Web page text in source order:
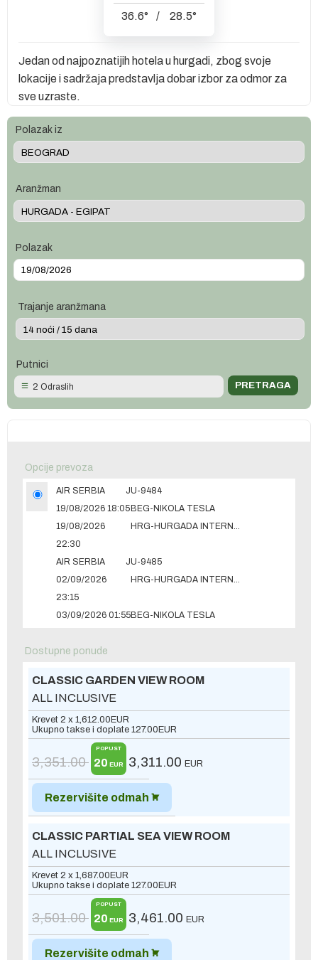
36.6° / 28.5°
Jedan od najpoznatijih hotela u hurgadi, zbog svoje
lokacije i sadržaja predstavlja dobar izbor za odmor za
sve uzraste.
Polazak iz
Aranžman
Polazak
Trajanje aranžmana
Putnici
2 Odraslih
Opcije prevoza
AIR SERBIA
JU-9484
19/08/2026 18:05BEG-NIKOLA TESLA
19/08/2026
22:30
AIR SERBIA
JU-9485
02/09/2026
23:15
03/09/2026 01:55BEG-NIKOLA TESLA
Dostupne ponude
CLASSIC GARDEN VIEW ROOM
ALL INCLUSIVE
Krevet 2 x 1,612.00EUR
Ukupno takse i doplate 127.00EUR
3,351.00
POPUST
20 EUR 3,311.00 EUR
Rezervišite odmah
CLASSIC PARTIAL SEA VIEW ROOM
ALL INCLUSIVE
Krevet 2 x 1,687.00EUR
Ukupno takse i doplate 127.00EUR
3,501.00
POPUST
20 EUR 3,461.00 EUR
Rezervišite odmah